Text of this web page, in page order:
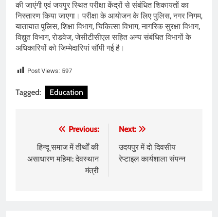
की जाएंगी एवं जयपुर स्थित परीक्षा केंद्रों से संबंधित शिकायतों का
निस्तारण किया जाएगा। परीक्षा के आयोजन के लिए पुलिस, नगर निगम,
यातायात पुलिस, शिक्षा विभाग, चिकित्सा विभाग, नागरिक सुरक्षा विभाग,
विद्युत विभाग, रोडवेज, जेसीटीसीएल सहित अन्य संबंधित विभागों के
अधिकारियों को जिम्मेदारियां सौंपी गई है।
Post Views: 597
Tagged: Education
navigation
Previous:
हिन्दू समाज में तीर्थों की
असाधारण महिमा: देवस्थान
मंत्री
Next:
उदयपुर में दो दिवसीय
रेप्टाइल कार्यशाला संपन्न